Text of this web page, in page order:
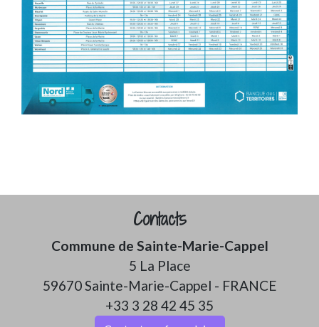
Contacts
Commune de Sainte-Marie-Cappel
5 La Place
59670 Sainte-Marie-Cappel - FRANCE
+33 3 28 42 45 35